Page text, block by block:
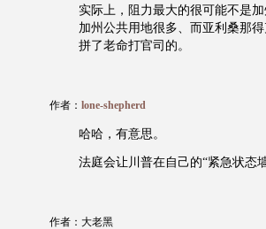
实际上，阻力最大的很可能不是
加州公共用地很多、而亚利桑那
拼了老命打官司的。
作者： lone-shepherd
哈哈，有意思。
法庭会让川普在自己的“紧急状态
作者：大老黑